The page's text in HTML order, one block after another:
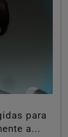
para
a...